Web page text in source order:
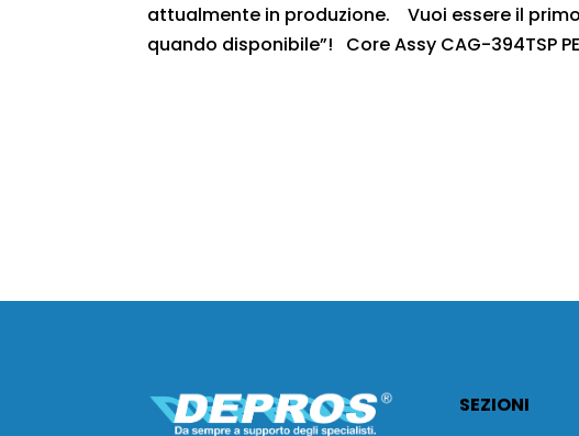
attualmente in produzione. Vuoi essere il
quando disponibile”! Core Assy CAG-394TSP
SEZIONI